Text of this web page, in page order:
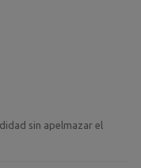
sin apelmazar el